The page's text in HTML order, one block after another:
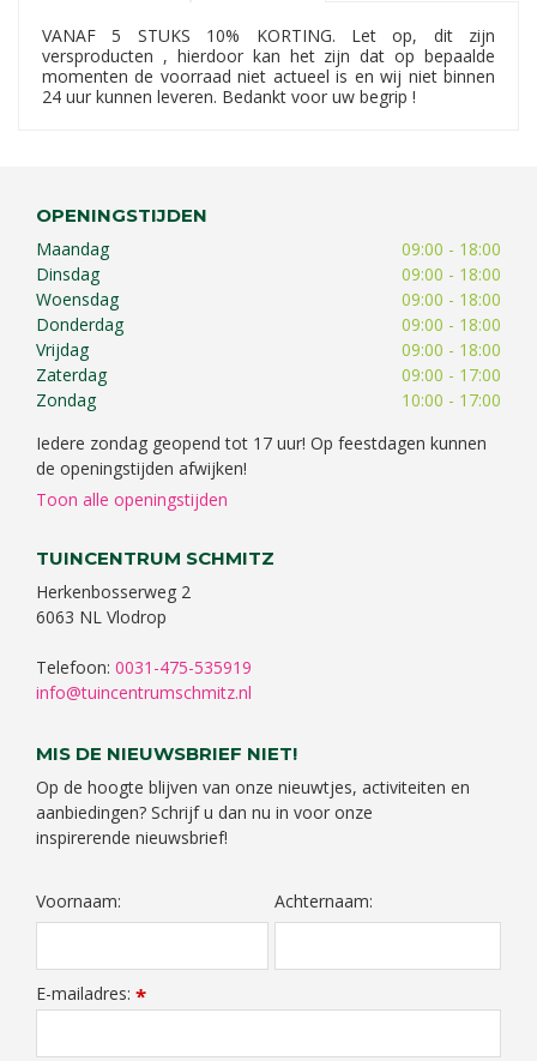
VANAF 5 STUKS 10% KORTING. Let op, dit zijn
versproducten , hierdoor kan het zijn dat op bepaalde
momenten de voorraad niet actueel is en wij niet binnen
24 uur kunnen leveren. Bedankt voor uw begrip !
OPENINGSTIJDEN
Maandag
09:00 - 18:00
Dinsdag
09:00 - 18:00
Woensdag
09:00 - 18:00
Donderdag
09:00 - 18:00
Vrijdag
09:00 - 18:00
Zaterdag
09:00 - 17:00
Zondag
10:00 - 17:00
Iedere zondag geopend tot 17 uur! Op feestdagen kunnen
de openingstijden afwijken!
Toon alle openingstijden
TUINCENTRUM SCHMITZ
Herkenbosserweg 2
6063 NL Vlodrop
Telefoon: 0031-475-535919
info@tuincentrumschmitz.nl
MIS DE NIEUWSBRIEF NIET!
Op de hoogte blijven van onze nieuwtjes, activiteiten en
aanbiedingen? Schrijf u dan nu in voor onze
inspirerende nieuwsbrief!
Voornaam: Achternaam:
E-mailadres: *